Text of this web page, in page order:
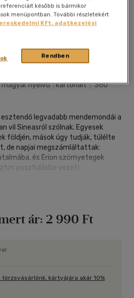
Megosztom
magyar nyelvű|kartonált|360
legvadabb mendemondái a
vil Sineasról szólnak. Egyesek
földjén, mások úgy tudják, túlélte
de napjai megszámláltattak:
és Erion szörnyetegek
pusztulásba vezeti.
van, és jobb híján alkut ajánl
helyett isteni csodára lesz
ár: 2 990 Ft
törzsvásárlónk, kártyájára akár 10%
később is bármikor
menüpontban. További részletekért
Kft. adatkezelési
Rendben